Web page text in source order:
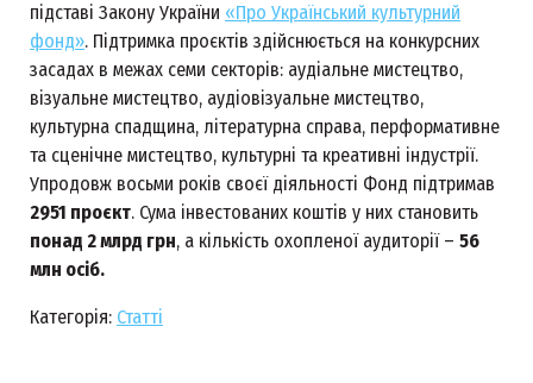
підставі Закону України «Про Український культурний
фонд». Підтримка проєктів здійснюється на конкурсних
засадах в межах семи секторів: аудіальне мистецтво,
візуальне мистецтво, аудіовізуальне мистецтво,
культурна спадщина, літературна справа, перформативне
та сценічне мистецтво, культурні та креативні індустрії.
Упродовж восьми років своєї діяльності Фонд підтримав
2951 проєкт. Сума інвестованих коштів у них становить
понад 2 млрд грн, а кількість охопленої аудиторії – 56
млн осіб.
Категорія: Статті